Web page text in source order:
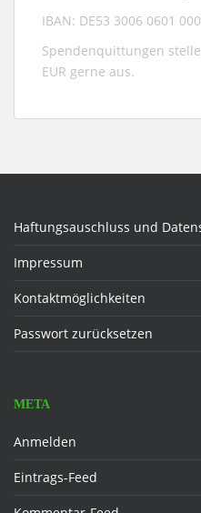
IBAN: DE53 3006 0601
Spendenquittungen
EUR gerne aus.
Haftungsauschluss und
Impressum
Kontaktmöglichkeiten
Passwort zurücksetzen
META
Anmelden
Eintrags-Feed